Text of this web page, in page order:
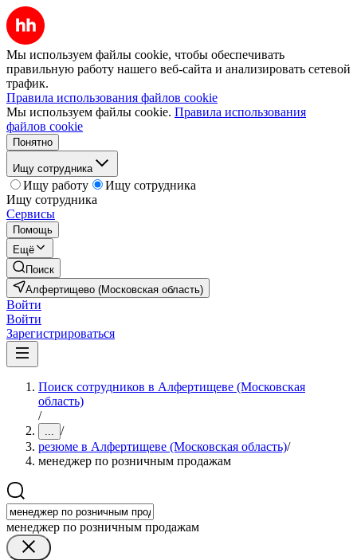
Мы используем файлы cookie, чтобы обеспечивать
правильную работу нашего веб-сайта и анализировать сетевой
трафик.
Правила использования файлов cookie
Мы используем файлы cookie. Правила использования
файлов cookie
Понятно
Ищу сотрудника
Ищу работу
Ищу сотрудника
Ищу сотрудника
Сервисы
Помощь
Ещё
Поиск
Алфертищево (Московская область)
Войти
Войти
Зарегистрироваться
Поиск сотрудников в Алфертищеве (Московская
область)
/
... /
резюме в Алфертищеве (Московская область)/
менеджер по розничным продажам
менеджер по розничным продажам